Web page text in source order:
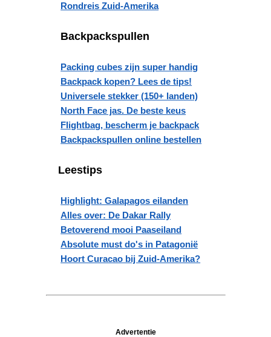
Rondreis Zuid-Amerika
Backpackspullen
Packing cubes zijn super handig
Backpack kopen? Lees de tips!
Universele stekker (150+ landen)
North Face jas. De beste keus
Flightbag, bescherm je backpack
Backpackspullen online bestellen
Leestips
Highlight: Galapagos eilanden
Alles over: De Dakar Rally
Betoverend mooi Paaseiland
Absolute must do's in Patagonië
Hoort Curacao bij Zuid-Amerika?
Advertentie